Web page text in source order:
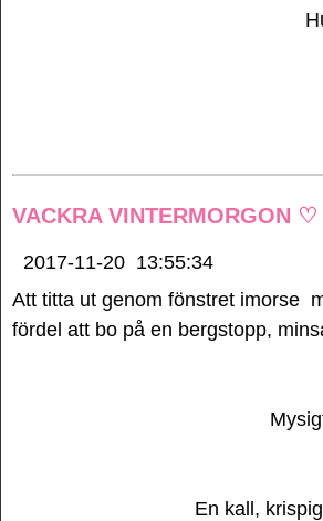
VACKRA VINTERMORGON ♡
2017-11-20 13:55:34
Att titta ut genom fönstret imorse
fördel att bo på en bergstopp,
En kall,